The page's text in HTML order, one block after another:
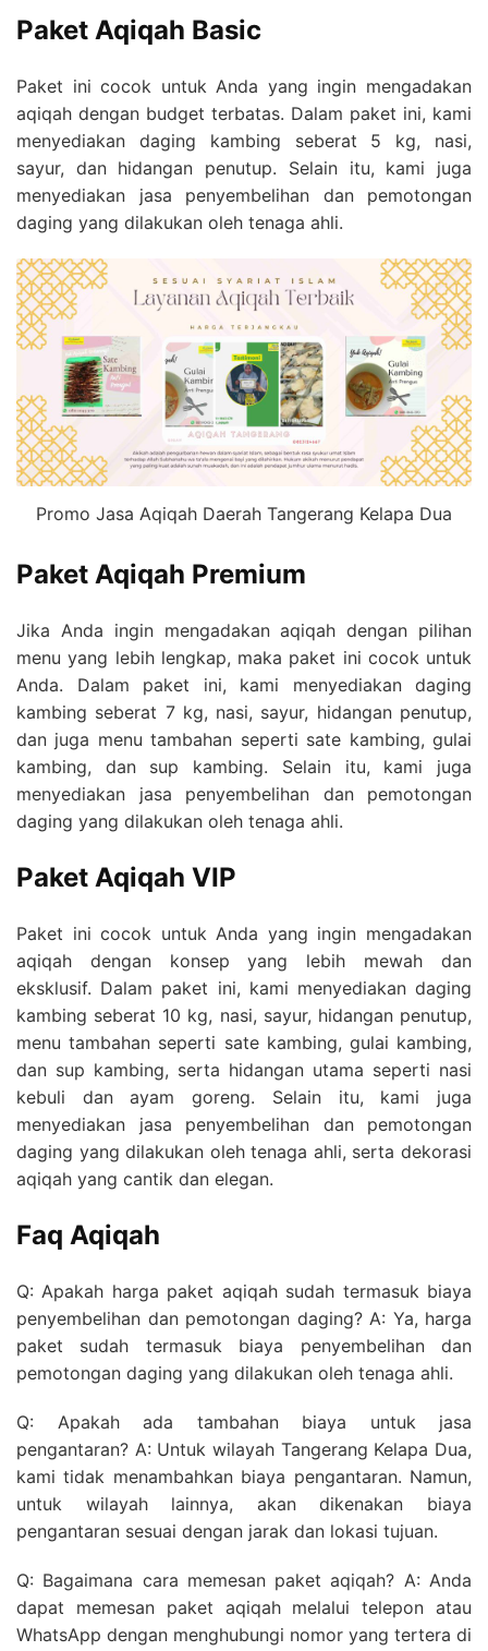
Paket Aqiqah Basic
Paket ini cocok untuk Anda yang ingin mengadakan
aqiqah dengan budget terbatas. Dalam paket ini, kami
menyediakan daging kambing seberat 5 kg, nasi,
sayur, dan hidangan penutup. Selain itu, kami juga
menyediakan jasa penyembelihan dan pemotongan
daging yang dilakukan oleh tenaga ahli.
Promo Jasa Aqiqah Daerah Tangerang Kelapa Dua
Paket Aqiqah Premium
Jika Anda ingin mengadakan aqiqah dengan pilihan
menu yang lebih lengkap, maka paket ini cocok untuk
Anda. Dalam paket ini, kami menyediakan daging
kambing seberat 7 kg, nasi, sayur, hidangan penutup,
dan juga menu tambahan seperti sate kambing, gulai
kambing, dan sup kambing. Selain itu, kami juga
menyediakan jasa penyembelihan dan pemotongan
daging yang dilakukan oleh tenaga ahli.
Paket Aqiqah VIP
Paket ini cocok untuk Anda yang ingin mengadakan
aqiqah dengan konsep yang lebih mewah dan
eksklusif. Dalam paket ini, kami menyediakan daging
kambing seberat 10 kg, nasi, sayur, hidangan penutup,
menu tambahan seperti sate kambing, gulai kambing,
dan sup kambing, serta hidangan utama seperti nasi
kebuli dan ayam goreng. Selain itu, kami juga
menyediakan jasa penyembelihan dan pemotongan
daging yang dilakukan oleh tenaga ahli, serta dekorasi
aqiqah yang cantik dan elegan.
Faq Aqiqah
Q: Apakah harga paket aqiqah sudah termasuk biaya
penyembelihan dan pemotongan daging? A: Ya, harga
paket sudah termasuk biaya penyembelihan dan
pemotongan daging yang dilakukan oleh tenaga ahli.
Q: Apakah ada tambahan biaya untuk jasa
pengantaran? A: Untuk wilayah Tangerang Kelapa Dua,
kami tidak menambahkan biaya pengantaran. Namun,
untuk wilayah lainnya, akan dikenakan biaya
pengantaran sesuai dengan jarak dan lokasi tujuan.
Q: Bagaimana cara memesan paket aqiqah? A: Anda
dapat memesan paket aqiqah melalui telepon atau
WhatsApp dengan menghubungi nomor yang tertera di